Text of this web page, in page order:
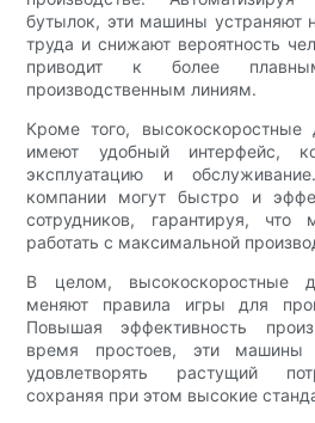
бутылок, эти машины устраняют
труда и снижают вероятность
приводит к более
производственным линиям.
Кроме того, высокоскоростные
имеют удобный интерфейс,
эксплуатацию и
компании могут быстро и
сотрудников, гарантируя,
работать с максимальной
В целом, высокоскоростные
меняют правила игры для
Повышая эффективность
время простоев, эти машины
удовлетворять растущий
сохраняя при этом высокие